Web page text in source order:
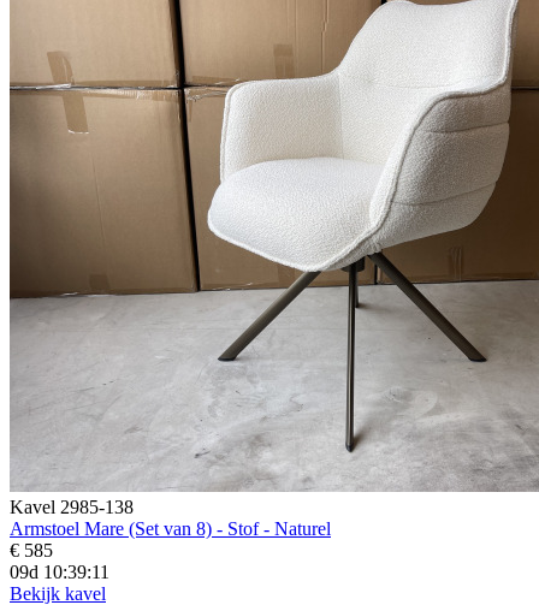
Kavel 2985-138
Armstoel Mare (Set van 8) - Stof - Naturel
€ 585
09d 10:39:10
Bekijk kavel